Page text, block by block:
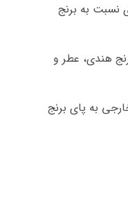
نسبت به برنج
هندی، عطر و
به پای برنج